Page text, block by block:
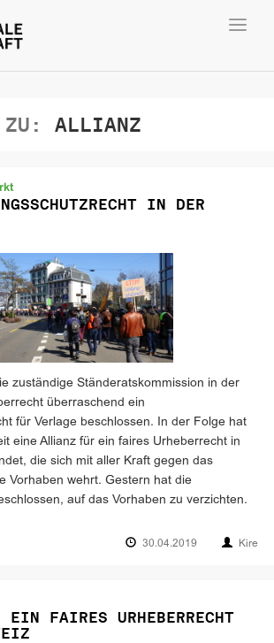
ZU: ALLIANZ
IN DER
zuständige Ständeratskommission in der
überraschend ein
für Verlage beschlossen. In der Folge hat
eine Allianz für ein faires Urheberrecht in
die sich mit aller Kraft gegen das
Vorhaben wehrt. Gestern hat die
auf das Vorhaben zu verzichten.
30.04.2019 Kire
FAIRES URHEBERRECHT